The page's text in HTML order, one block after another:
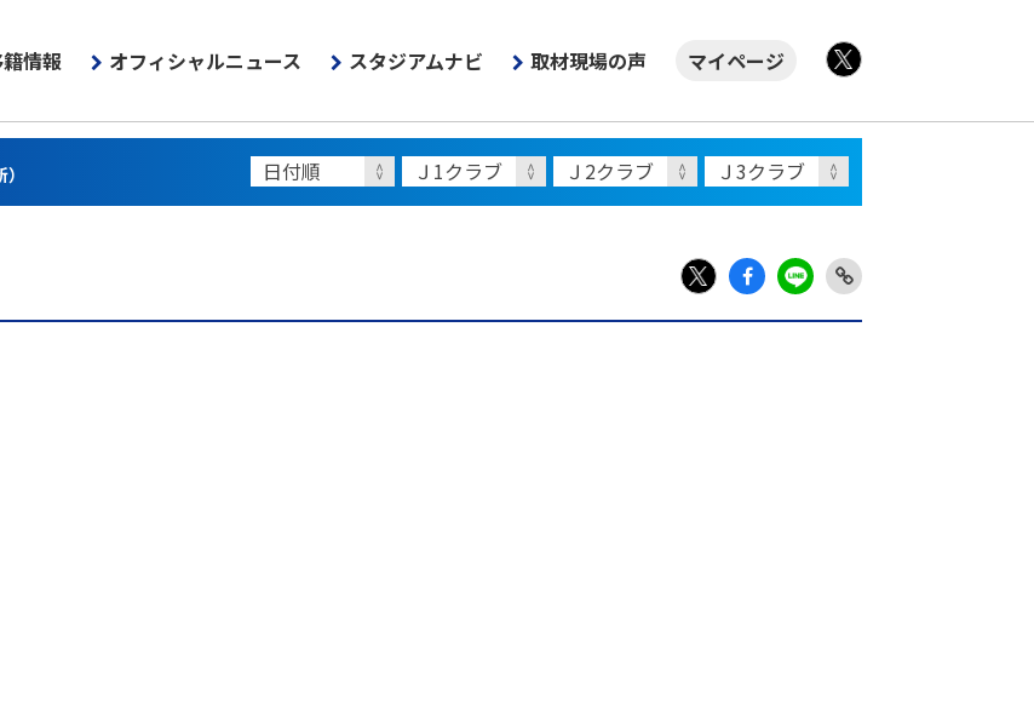
情報 オフィシャルニュース スタジアムナビ 取材現場の声
マイページ
X
Fac LIN Link